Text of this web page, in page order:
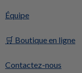
Équipe
🛒 Boutique en ligne
Contactez-nous